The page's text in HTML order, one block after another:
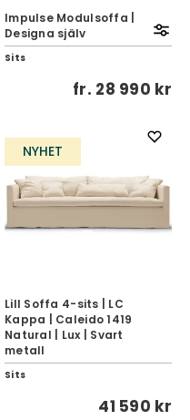
Impulse Modulsoffa |
Designa själv
Sits
fr. 28 990 kr
NYHET
Lill Soffa 4-sits | LC
Kappa | Caleido 1419
Natural | Lux | Svart
metall
Sits
41 590 kr